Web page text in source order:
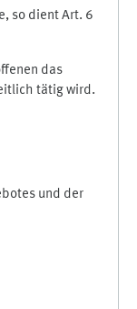
so dient Art. 6
das
tätig wird.
und der